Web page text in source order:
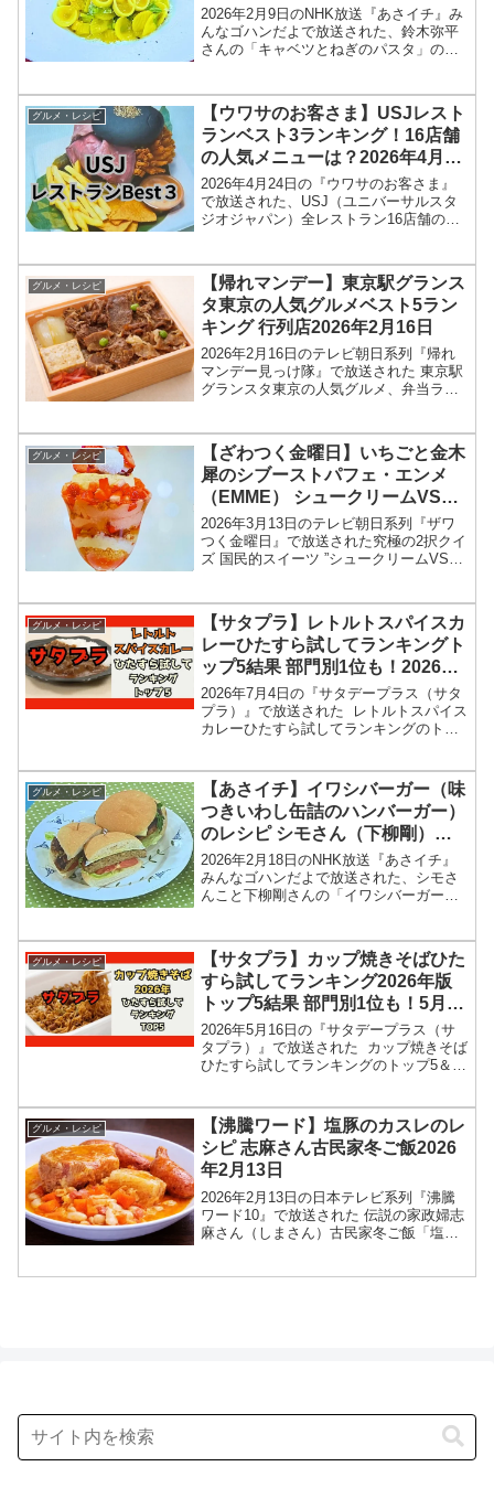
2026年2月9日のNHK放送『あさイチ』み
んなゴハンだよで放送された、鈴木弥平
さんの「キャベツとねぎのパスタ」のレ
ーナーシェフの鈴木弥平さんが登場！ミ
ラノ・コルティ...
グルメ・レシピ
【ウワサのお客さま】USJレスト
ランベスト3ランキング！16店舗
の人気メニューは？2026年4月24
日
2026年4月24日の『ウワサのお客さま』
で放送された、USJ（ユニバーサルスタ
ジオジャパン）全レストラン16店舗の人
お客さん200人に調査を行い、全レストラ
ンの最...
グルメ・レシピ
【帰れマンデー】東京駅グランス
タ東京の人気グルメベスト5ラン
キング 行列店2026年2月16日
2026年2月16日のテレビ朝日系列『帰れ
マンデー見っけ隊』で放送された 東京駅
グランスタ東京の人気グルメ、弁当ラン
東京駅グランスタ東京の人気弁当ランキ
ングが特集...
グルメ・レシピ
【ざわつく金曜日】いちごと金木
犀のシブーストパフェ・エンメ
（EMME） シュークリームVSい
ちごパフェ究極の2択結果2026年
3月13日
2026年3月13日のテレビ朝日系列『ザワ
つく金曜日』で放送された究極の2択クイ
ズ 国民的スイーツ ”シュークリームVSい
（EMME）情報を紹介します！今回のざ
わつく金曜日...
グルメ・レシピ
【サタプラ】レトルトスパイスカ
レーひたすら試してランキングト
ップ5結果 部門別1位も！2026年
7月4日
2026年7月4日の『サタデープラス（サタ
プラ）』で放送された レトルトスパイス
カレーひたすら試してランキングのトッ
最新情報をもとに、コンビニ、スーパー
などで買える...
グルメ・レシピ
【あさイチ】イワシバーガー（味
つきいわし缶詰のハンバーガー）
のレシピ シモさん（下柳剛）
2026年2月18日
2026年2月18日のNHK放送『あさイチ』
みんなゴハンだよで放送された、シモさ
んこと下柳剛さんの「イワシバーガー
みんなゴハンだよは、元プロ野球選手
で、現在プロ野球開...
グルメ・レシピ
【サタプラ】カップ焼きそばひた
すら試してランキング2026年版
トップ5結果 部門別1位も！5月16
日
2026年5月16日の『サタデープラス（サ
タプラ）』で放送された カップ焼きそば
ひたすら試してランキングのトップ5＆部
をもとに、コンビニ、スーパーなどで買
える 12...
グルメ・レシピ
【沸騰ワード】塩豚のカスレのレ
シピ 志麻さん古民家冬ご飯2026
年2月13日
2026年2月13日の日本テレビ系列『沸騰
ワード10』で放送された 伝説の家政婦志
麻さん（しまさん）古民家冬ご飯「塩豚